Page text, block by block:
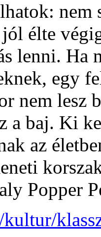
nem
élte
lenni. Ha
egy
nem lesz
a baj. Ki
az
Popper